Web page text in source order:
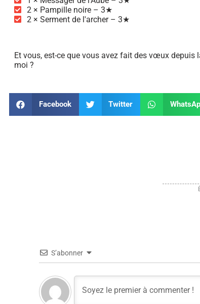
2 × Pampille noire – 3★
2 × Serment de l'archer – 3★
Et vous, est-ce que vous avez fait des vœux depuis
moi ?
Facebook Twitter
S’abonner